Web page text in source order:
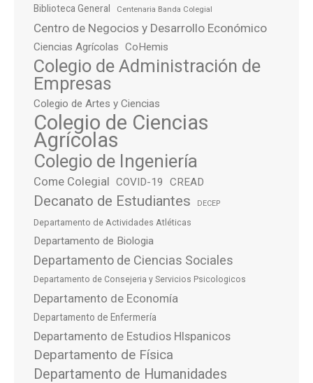
Biblioteca General Centenaria Banda Colegial
Centro de Negocios y Desarrollo Económico
Ciencias Agrícolas CoHemis
Colegio de Administración de
Empresas
Colegio de Artes y Ciencias
Colegio de Ciencias
Agrícolas
Colegio de Ingeniería
Come Colegial COVID-19 CREAD
Decanato de Estudiantes DECEP
Departamento de Actividades Atléticas
Departamento de Biologia
Departamento de Ciencias Sociales
Departamento de Consejeria y Servicios Psicologicos
Departamento de Economía
Departamento de Enfermería
Departamento de Estudios HIspanicos
Departamento de Física
Departamento de Humanidades